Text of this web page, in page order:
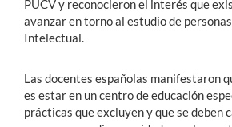
PUCV y reconocieron el interés que
avanzar en torno al estudio de
Intelectual.
Las docentes españolas manifestaron
es estar en un centro de educación
prácticas que excluyen y que se deben